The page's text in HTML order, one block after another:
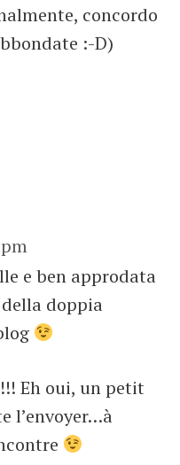
concordo
:-D)
e ben approdata
doppia
Eh oui, un petit
l’envoyer…à